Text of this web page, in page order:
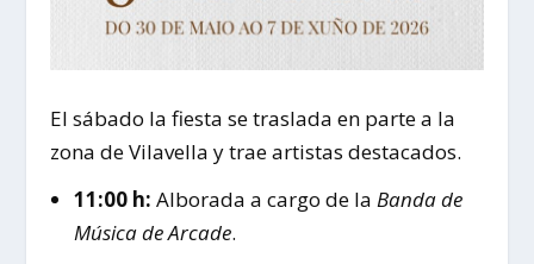
El sábado la fiesta se traslada en parte a la
zona de Vilavella y trae artistas destacados.
11:00 h: Alborada a cargo de la Banda de
Música de Arcade.